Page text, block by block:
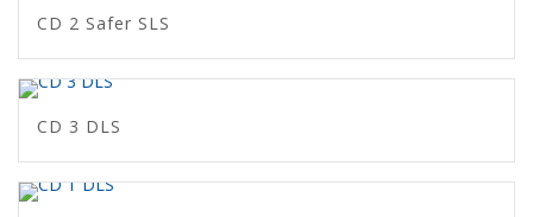
CD 2 Safer SLS
CD 3 DLS